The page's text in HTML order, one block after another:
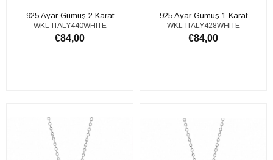
925 Ayar Gümüş 2 Karat
Moissanite Taşlı Tektaş Kolye
WKL-ITALY440WHITE
€84,00
925 Ayar Gümüş 1 Karat
Moissanite Taşlı Tektaş Kolye
WKL-ITALY428WHITE
€84,00